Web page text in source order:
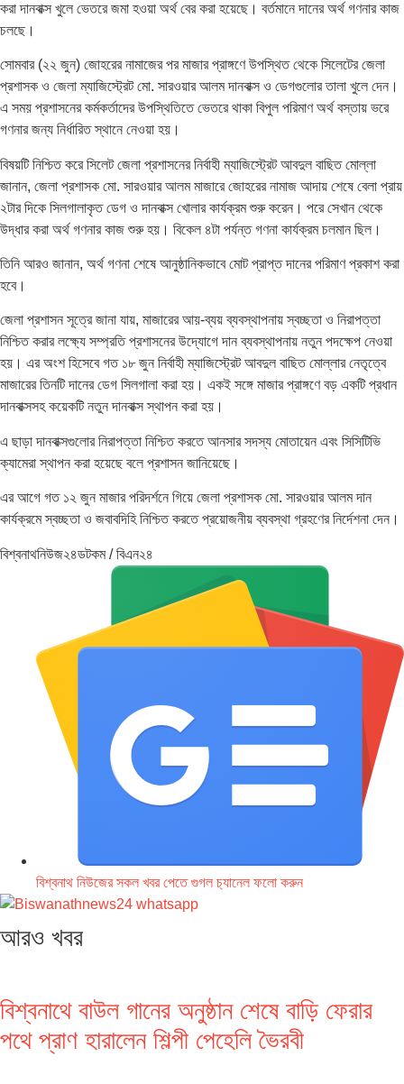
করা দানবাক্স খুলে ভেতরে জমা হওয়া অর্থ বের করা হয়েছে। বর্তমানে দানের অর্থ গণনার কাজ
চলছে।
সোমবার (২২ জুন) জোহরের নামাজের পর মাজার প্রাঙ্গণে উপস্থিত থেকে সিলেটের জেলা
প্রশাসক ও জেলা ম্যাজিস্ট্রেট মো. সারওয়ার আলম দানবাক্স ও ডেগগুলোর তালা খুলে দেন।
এ সময় প্রশাসনের কর্মকর্তাদের উপস্থিতিতে ভেতরে থাকা বিপুল পরিমাণ অর্থ বস্তায় ভরে
গণনার জন্য নির্ধারিত স্থানে নেওয়া হয়।
বিষয়টি নিশ্চিত করে সিলেট জেলা প্রশাসনের নির্বাহী ম্যাজিস্ট্রেট আবদুল বাছিত মোল্লা
জানান, জেলা প্রশাসক মো. সারওয়ার আলম মাজারে জোহরের নামাজ আদায় শেষে বেলা প্রায়
২টার দিকে সিলগালাকৃত ডেগ ও দানবাক্স খোলার কার্যক্রম শুরু করেন। পরে সেখান থেকে
উদ্ধার করা অর্থ গণনার কাজ শুরু হয়। বিকেল ৪টা পর্যন্ত গণনা কার্যক্রম চলমান ছিল।
তিনি আরও জানান, অর্থ গণনা শেষে আনুষ্ঠানিকভাবে মোট প্রাপ্ত দানের পরিমাণ প্রকাশ করা
হবে।
জেলা প্রশাসন সূত্রে জানা যায়, মাজারের আয়-ব্যয় ব্যবস্থাপনায় স্বচ্ছতা ও নিরাপত্তা
নিশ্চিত করার লক্ষ্যে সম্প্রতি প্রশাসনের উদ্যোগে দান ব্যবস্থাপনায় নতুন পদক্ষেপ নেওয়া
হয়। এর অংশ হিসেবে গত ১৮ জুন নির্বাহী ম্যাজিস্ট্রেট আবদুল বাছিত মোল্লার নেতৃত্বে
মাজারের তিনটি দানের ডেগ সিলগালা করা হয়। একই সঙ্গে মাজার প্রাঙ্গণে বড় একটি প্রধান
দানবাক্সসহ কয়েকটি নতুন দানবাক্স স্থাপন করা হয়।
এ ছাড়া দানবাক্সগুলোর নিরাপত্তা নিশ্চিত করতে আনসার সদস্য মোতায়েন এবং সিসিটিভি
ক্যামেরা স্থাপন করা হয়েছে বলে প্রশাসন জানিয়েছে।
এর আগে গত ১২ জুন মাজার পরিদর্শনে গিয়ে জেলা প্রশাসক মো. সারওয়ার আলম দান
কার্যক্রমে স্বচ্ছতা ও জবাবদিহি নিশ্চিত করতে প্রয়োজনীয় ব্যবস্থা গ্রহণের নির্দেশনা দেন।
বিশ্বনাথনিউজ২৪ডটকম / বিএন২৪
বিশ্বনাথ নিউজের সকল খবর পেতে গুগল চ‌্যানেল ফলো করুন
আরও খবর
বিশ্বনাথে বাউল গানের অনুষ্ঠান শেষে বাড়ি ফেরার
পথে প্রাণ হারালেন শিল্পী পেহেলি ভৈরবী